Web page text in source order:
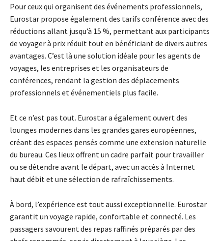
Pour ceux qui organisent des événements professionnels,
Eurostar propose également des tarifs conférence avec des
réductions allant jusqu’à 15 %, permettant aux participants
de voyager à prix réduit tout en bénéficiant de divers autres
avantages. C’est là une solution idéale pour les agents de
voyages, les entreprises et les organisateurs de
conférences, rendant la gestion des déplacements
professionnels et événementiels plus facile.
Et ce n’est pas tout. Eurostar a également ouvert des
lounges modernes dans les grandes gares européennes,
créant des espaces pensés comme une extension naturelle
du bureau. Ces lieux offrent un cadre parfait pour travailler
ou se détendre avant le départ, avec un accès à Internet
haut débit et une sélection de rafraîchissements.
À bord, l’expérience est tout aussi exceptionnelle. Eurostar
garantit un voyage rapide, confortable et connecté. Les
passagers savourent des repas raffinés préparés par des